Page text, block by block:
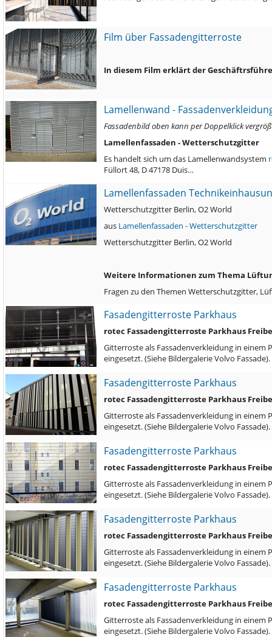
Film über Fassadengitterroste
In diesem Film erklärt der
Lamellenwand -
Fassadenbild oben kann per Doppelklick
Lamellenfassaden - Wetterschutzgitter
Es handelt sich um das Lamellenwandsystem
Füllort 48, D 47178 Duis…
Lamellenfassaden
Wetterschutzgitter Berlin, O2 World
aus Lamellenfassaden - Wetterschutzgitter
Wetterschutzgitter Berlin, O2 World
Weitere Informationen zum Thema
Fragen zu den Themen Wetterschutzgitter,
Fasadengitterroste Parkhaus
rotec Fassadengitterroste Parkhaus
Gitterroste als Fassadenverkleidung in
eingesetzt. (Siehe Bildergalerie Volvo
Fasadengitterroste Parkhaus
rotec Fassadengitterroste Parkhaus
Gitterroste als Fassadenverkleidung in
eingesetzt. (Siehe Bildergalerie Volvo
Fasadengitterroste Parkhaus
rotec Fassadengitterroste Parkhaus
Gitterroste als Fassadenverkleidung in
eingesetzt. (Siehe Bildergalerie Volvo
Fasadengitterroste Parkhaus
rotec Fassadengitterroste Parkhaus
Gitterroste als Fassadenverkleidung in
eingesetzt. (Siehe Bildergalerie Volvo
Fasadengitterroste Parkhaus
rotec Fassadengitterroste Parkhaus
Gitterroste als Fassadenverkleidung in
eingesetzt. (Siehe Bildergalerie Volvo